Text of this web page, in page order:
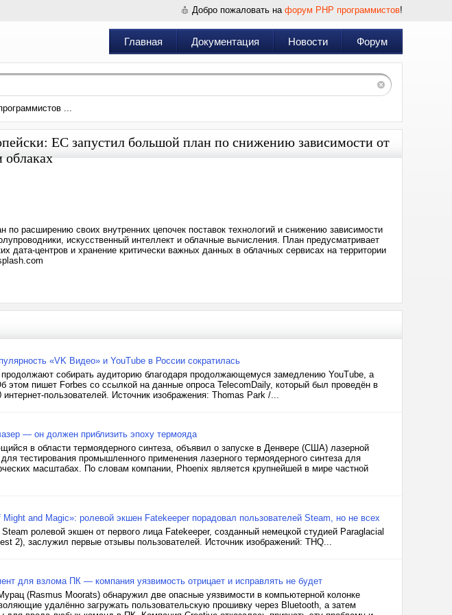
Добро пожаловать на форум PHP программистов!
Главная Документация Новости Форум
...
ЕС запустил большой план по снижению зависимости от
расширению своих внутренних цепочек поставок технологий и снижению зависимости
искусственный интеллект и облачные вычисления. План предусматривает
дата-центров и хранение критически важных данных в облачных сервисах на территории
«VK Видео» и YouTube в России сократилась
продолжают собирать аудиторию благодаря продолжающемуся замедлению YouTube, а
этом пишет Forbes со ссылкой на данные опроса TelecomDaily, который был проведён в
пользователей. Источник изображения: Thomas Park /...
— он должен приблизить эпоху термояда
в области термоядерного синтеза, объявил о запуске в Денвере (США) лазерной
тестирования промышленного применения лазерного термоядерного синтеза для
масштабах. По словам компании, Phoenix является крупнейшей в мире частной
and Magic»: ролевой экшен Fatekeeper порадовал пользователей Steam, но не всех
ролевой экшен от первого лица Fatekeeper, созданный немецкой студией Paraglacial
2), заслужил первые отзывы пользователей. Источник изображений: THQ...
для взлома ПК — компания уязвимость отрицает и исправлять не будет
(Rasmus Moorats) обнаружил две опасные уязвимости в компьютерной колонке
удалённо загружать пользовательскую прошивку через Bluetooth, а затем